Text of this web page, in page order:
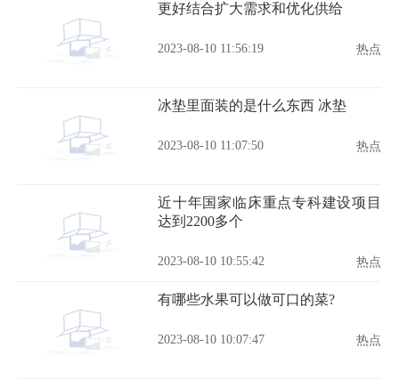
更好结合扩大需求和优化供给
2023-08-10 11:56:19 热点
冰垫里面装的是什么东西 冰垫
2023-08-10 11:07:50 热点
近十年国家临床重点专科建设项目
达到2200多个
2023-08-10 10:55:42 热点
有哪些水果可以做可口的菜?
2023-08-10 10:07:47 热点